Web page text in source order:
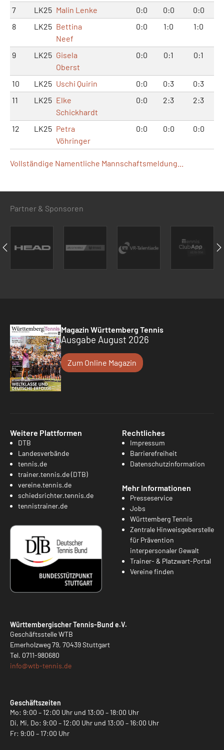
7 LK25 Malin Lenke 0:0 0:0
0:0
8
LK25 Bettina
Neef
0:0 1:0 1:0
9 LK25 Gisela
Oberst
0:0 0:1 0:1
10 LK25 Uschi Quirin 0:0 0:3
0:3
11
LK25 Elke
Schickhardt
0:0 2:3 2:3
12 LK25 Petra
Vöhringer
0:0 0:0 0:0
Vollständige Namentliche Mannschaftsmeldung...
Partner & Sponsoren
Magazin Württemberg Tennis
Ausgabe August 2026
Zum Online Magazin
Weitere Plattformen
DTB
Landesverbände
tennis.de
trainer.tennis.de (DTB)
vereine.tennis.de
schiedsrichter.tennis.de
tennistrainer.de
Rechtliches
Impressum
Barrierefreiheit
Datenschutzinformation
Mehr Informationen
Presseservice
Jobs
Württemberg Tennis
Zentrale Hinweisgeberstelle
für Prävention
interpersonaler Gewalt
Trainer- & Platzwart-Portal
Vereine finden
Württembergischer Tennis-Bund e.V.
Geschäftsstelle WTB
Emerholzweg 79, 70439 Stuttgart
Tel. 0711-980680
info@wtb-tennis.de
Geschäftszeiten
Mo: 9:00 – 12:00 Uhr und 13:00 – 18:00 Uhr
Di, Mi, Do: 9:00 – 12:00 Uhr und 13:00 – 16:00 Uhr
Fr: 9:00 – 17:00 Uhr